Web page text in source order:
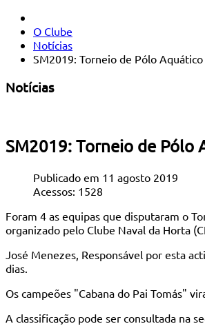
O Clube
Notícias
SM2019: Torneio de Pólo
Notícias
SM2019: Torneio de Pólo
Publicado em 11 agosto 2019
Acessos: 1528
Foram 4 as equipas que disputaram o
organizado pelo Clube Naval da Horta
José Menezes, Responsável por esta
dias.
Os campeões "Cabana do Pai Tomás"
A classificação pode ser consultada na